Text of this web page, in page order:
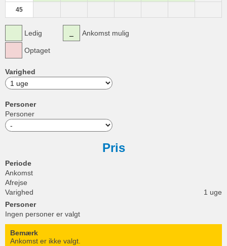
45
Ledig
Optaget
Ankomst mulig
Varighed
Personer
Personer
Pris
Periode
Ankomst
Afrejse
Varighed
1 uge
Personer
Ingen personer er valgt
Bemærk
Ankomst er ikke valgt.